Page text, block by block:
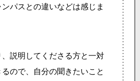
パスとの違いなどは感じま
説明してくださる方と一対
ので、自分の聞きたいこと